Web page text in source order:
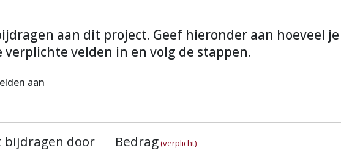
aan dit project. Geef hieronder aan hoeveel je
velden in en volg de stappen.
aan
bijdragen door
Bedrag(verplicht)